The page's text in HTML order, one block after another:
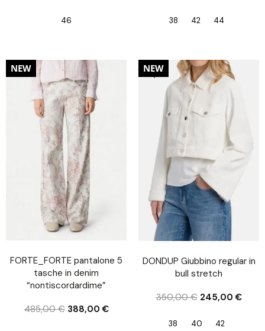
46 38 42 44
NEW
FORTE_FORTE pantalone 5
tasche in denim
“nontiscordardime”
485,00€ 388,00€
30%
NEW
DONDUP Giubbino regular in
bull stretch
350,00€ 245,00€
38 40 42